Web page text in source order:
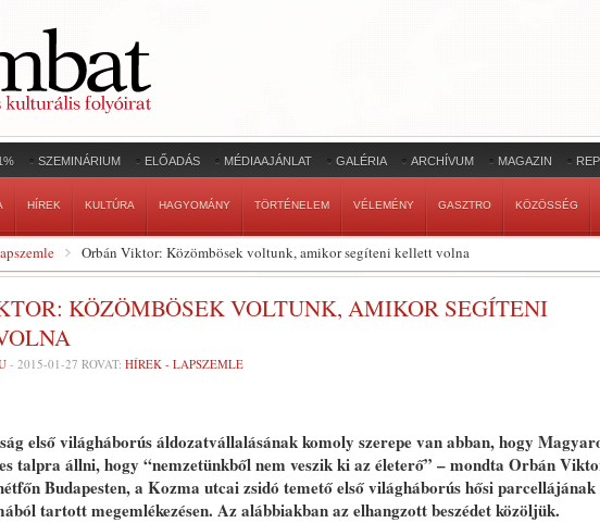
SZEMINÁRIUM ELŐADÁS MÉDIAAJÁNLAT GALÉRIA ARCHÍVUM MAGAZIN
HÍREK KULTÚRA HAGYOMÁNY TÖRTÉNELEM VÉLEMÉNY GASZTRO KÖZÖSSÉG
Orbán Viktor: Közömbösek voltunk, amikor segíteni kellett volna
KÖZÖMBÖSEK VOLTUNK, AMIKOR SEGÍTENI
- 2015-01-27 ROVAT: HÍREK - LAPSZEMLE
első világháborús áldozatvállalásának komoly szerepe van abban, hogy
talpra állni, hogy “nemzetünkből nem veszik ki az életerő” – mondta Orbán
Budapesten, a Kozma utcai zsidó temető első világháborús hősi parcellájának
tartott megemlékezésen. Az alábbiakban az elhangzott beszédet közöljük.